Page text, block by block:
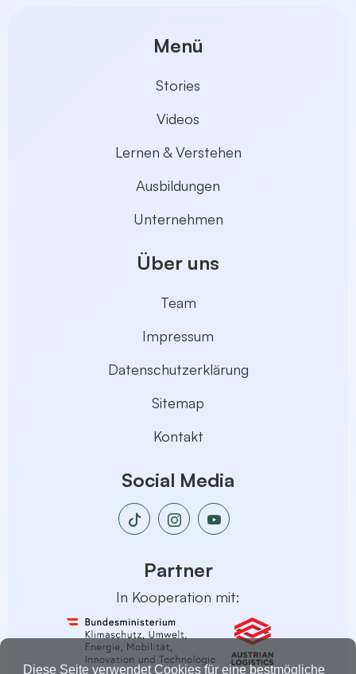
Diese Seite verwendet Cookies für eine bestmögliche
Menü
Stories
Videos
Lernen & Verstehen
Ausbildungen
Unternehmen
Über uns
Team
Impressum
Datenschutzerklärung
Sitemap
Kontakt
Social Media
Partner
In Kooperation mit: